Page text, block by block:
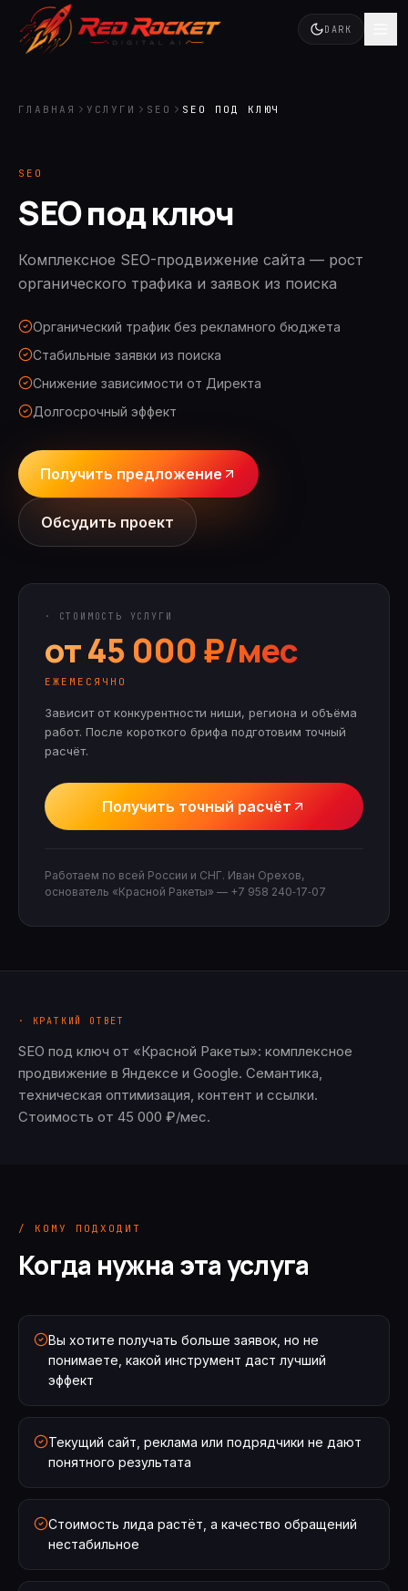
DARK
ГЛАВНАЯ УСЛУГИ SEO SEO ПОД КЛЮЧ
SEO
SEO под ключ
Комплексное SEO-продвижение сайта — рост
органического трафика и заявок из поиска
Органический трафик без рекламного бюджета
Стабильные заявки из поиска
Снижение зависимости от Директа
Долгосрочный эффект
Получить предложение
Обсудить проект
· СТОИМОСТЬ УСЛУГИ
от 45 000 ₽/мес
ЕЖЕМЕСЯЧНО
Зависит от конкурентности ниши, региона и объёма
работ. После короткого брифа подготовим точный
расчёт.
Получить точный расчёт
Работаем по всей России и СНГ. Иван Орехов,
основатель «Красной Ракеты» — +7 958 240‑17‑07
· КРАТКИЙ ОТВЕТ
SEO под ключ от «Красной Ракеты»: комплексное
продвижение в Яндексе и Google. Семантика,
техническая оптимизация, контент и ссылки.
Стоимость от 45 000 ₽/мес.
/ КОМУ ПОДХОДИТ
Когда нужна эта услуга
Вы хотите получать больше заявок, но не
понимаете, какой инструмент даст лучший
эффект
Текущий сайт, реклама или подрядчики не дают
понятного результата
Стоимость лида растёт, а качество обращений
нестабильное